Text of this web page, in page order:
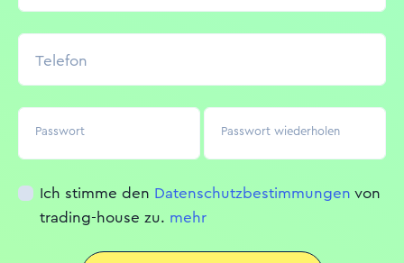
Telefon
Passwort Passwort wiederholen
Ich stimme den Datenschutzbestimmungen von
trading-house zu. mehr